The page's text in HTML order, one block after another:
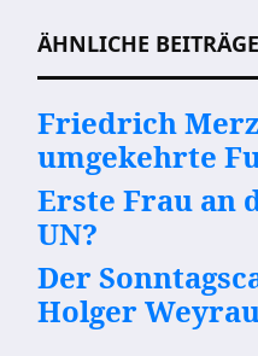
ÄHNLICHE BEITRÄGE
Friedrich
umgekehrte
Erste Frau an
UN?
Der
Holger